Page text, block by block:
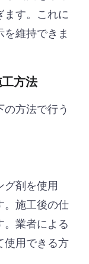
す。これに
維持できま
方法
方法で行う
グ剤を使用
。施工後の仕
。業者による
使用できる方